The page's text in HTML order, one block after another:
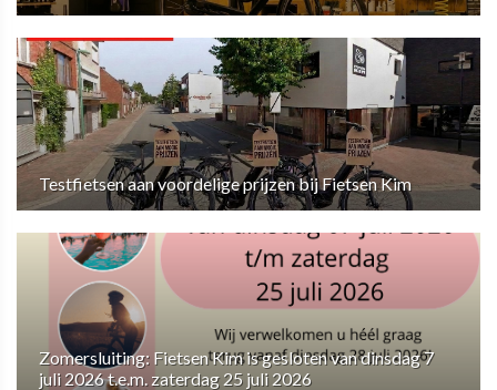
Testfietsen aan voordelige prijzen bij Fietsen Kim
Zomersluiting: Fietsen Kim is gesloten van dinsdag 7
juli 2026 t.e.m. zaterdag 25 juli 2026